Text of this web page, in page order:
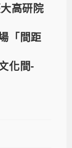
高研院
「間距
化間-